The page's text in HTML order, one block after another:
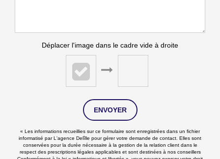
Déplacer l'image dans le cadre vide à droite
ENVOYER
« Les informations recueillies sur ce formulaire sont enregistrées dans un fichier
informatisé par L'agence Delîlle pour gérer votre demande de contact. Elles sont
conservées pour la durée nécessaire à la gestion de la relation client dans le
respect des prescriptions légales applicables et sont destinées à nos conseillers